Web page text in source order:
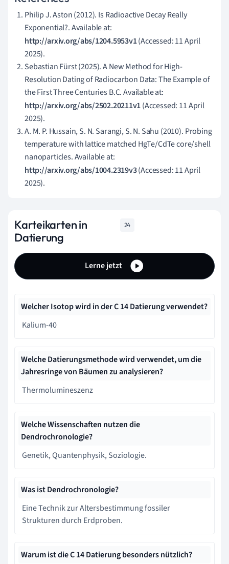
Philip J. Aston (2012). Is Radioactive Decay Really
Exponential?. Available at:
http://arxiv.org/abs/1204.5953v1(Accessed: 11 April
2025).
Sebastian Fürst (2025). A New Method for High-
Resolution Dating of Radiocarbon Data: The Example of
the First Three Centuries B.C. Available at:
http://arxiv.org/abs/2502.20211v1(Accessed: 11 April
2025).
A. M. P. Hussain, S. N. Sarangi, S. N. Sahu (2010). Probing
temperature with lattice matched HgTe/CdTe core/shell
nanoparticles. Available at:
http://arxiv.org/abs/1004.2319v3(Accessed: 11 April
2025).
Karteikarten in
Datierung
24
Lerne jetzt
Welcher Isotop wird in der C 14 Datierung verwendet?
Kalium-40
Welche Datierungsmethode wird verwendet, um die
Jahresringe von Bäumen zu analysieren?
Thermolumineszenz
Welche Wissenschaften nutzen die
Dendrochronologie?
Genetik, Quantenphysik, Soziologie.
Was ist Dendrochronologie?
Eine Technik zur Altersbestimmung fossiler
Strukturen durch Erdproben.
Warum ist die C 14 Datierung besonders nützlich?